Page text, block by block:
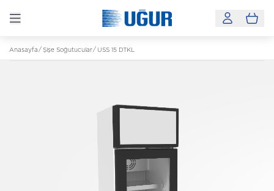
Anasayfa Şişe Soğutucular USS 15 DTKL